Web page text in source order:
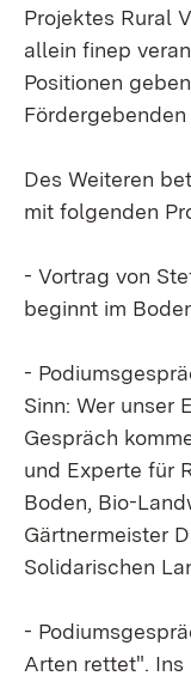
Projektes Rural
allein finep
Positionen
Fördergebenden
Des Weiteren
mit folgenden
- Vortrag von
beginnt im
-
Sinn: Wer unser
Gespräch
und Experte für
Boden, Bio-
Gärtnermeister
Solidarischen
-
Arten rettet". Ins